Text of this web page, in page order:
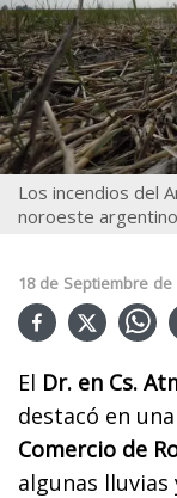
Los incendios del
noroeste
18 de Septiembre de
El Dr. en Cs.
destacó en
Comercio de
algunas